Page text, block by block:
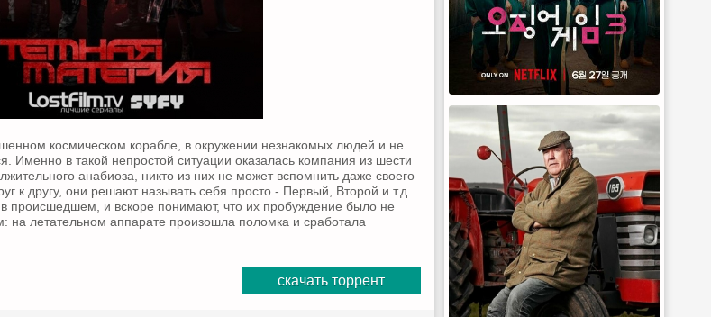
космическом корабле, в окружении незнакомых людей и не
Именно в такой непростой ситуации оказалась компания из шести
анабиоза, никто из них не может вспомнить даже своего
к другу, они решают называть себя просто - Первый, Второй и т.д.
происшедшем, и вскоре понимают, что их пробуждение было не
летательном аппарате произошла поломка и сработала
скачать торрент